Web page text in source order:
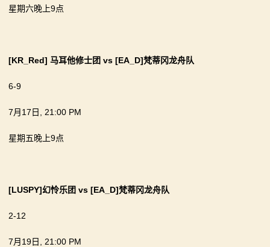
星期六晚上9点
[KR_Red] 马耳他修士团 vs [EA_D]梵蒂冈龙舟队
6-9
7月17日, 21:00 PM
星期五晚上9点
[LUSPY]幻怜乐团 vs [EA_D]梵蒂冈龙舟队
2-12
7月19日, 21:00 PM